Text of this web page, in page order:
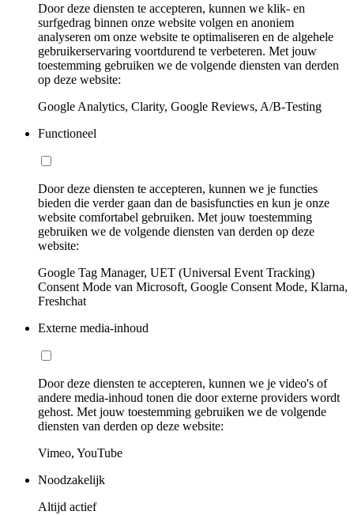
Door deze diensten te accepteren, kunnen we klik- en
surfgedrag binnen onze website volgen en anoniem
analyseren om onze website te optimaliseren en de algehele
gebruikerservaring voortdurend te verbeteren. Met jouw
toestemming gebruiken we de volgende diensten van derden
op deze website:
Google Analytics, Clarity, Google Reviews, A/B-Testing
Functioneel
Door deze diensten te accepteren, kunnen we je functies
bieden die verder gaan dan de basisfuncties en kun je onze
website comfortabel gebruiken. Met jouw toestemming
gebruiken we de volgende diensten van derden op deze
website:
Google Tag Manager, UET (Universal Event Tracking)
Consent Mode van Microsoft, Google Consent Mode, Klarna,
Freshchat
Externe media-inhoud
Door deze diensten te accepteren, kunnen we je video's of
andere media-inhoud tonen die door externe providers wordt
gehost. Met jouw toestemming gebruiken we de volgende
diensten van derden op deze website:
Vimeo, YouTube
Noodzakelijk
Altijd actief